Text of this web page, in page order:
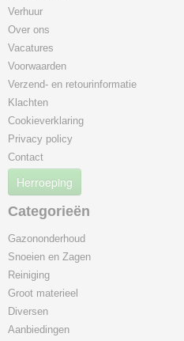
Verhuur
Over ons
Vacatures
Voorwaarden
Verzend- en retourinformatie
Klachten
Cookieverklaring
Privacy policy
Contact
Herroeping
Categorieën
Gazononderhoud
Snoeien en Zagen
Reiniging
Groot materieel
Diversen
Aanbiedingen